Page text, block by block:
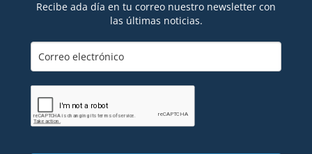
Recibe ada día en tu correo nuestro newsletter con
las últimas noticias.